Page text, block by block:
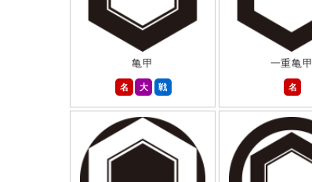
亀甲
名
大 戦
一重亀甲
名